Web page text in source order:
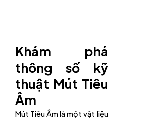
Khám phá
thông số kỹ
thuật Mút Tiêu
Âm
Mút Tiêu Âm là một vật liệu